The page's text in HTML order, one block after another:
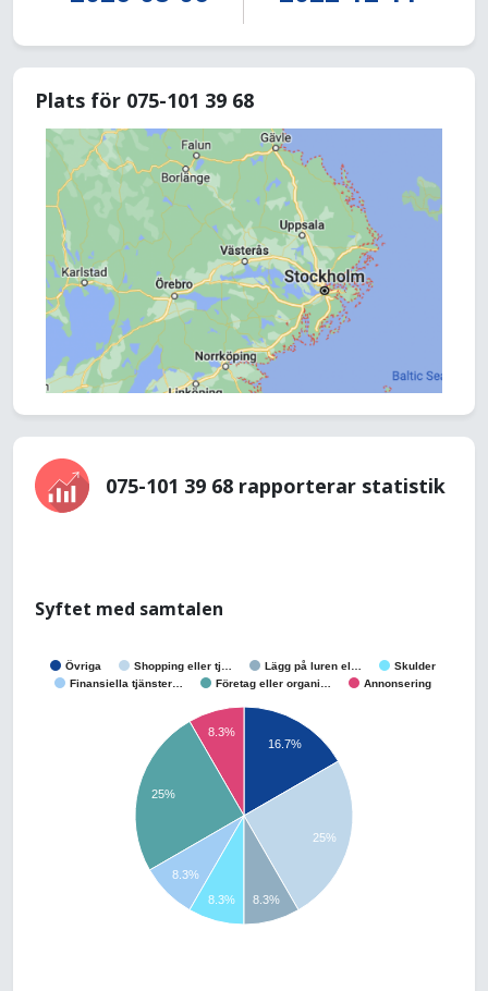
Plats för 075-101 39 68
075-101 39 68 rapporterar statistik
Syftet med samtalen
Övriga Shopping eller tj… Lägg på luren el…
Skulder
Finansiella tjänster…
Företag eller organi… Annonsering
16.7%
25%
8.3%
25%
8.3%
8.3%
8.3%